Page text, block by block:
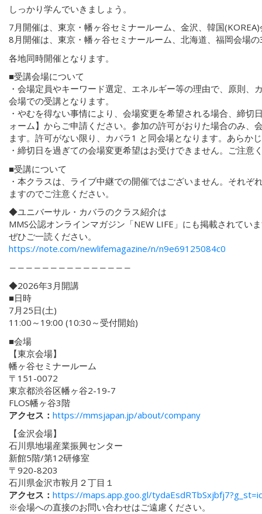
しっかり学んでいきましょう。
7月開催は、東京・幡ヶ谷セミナールーム、金沢、韓国
8月開催は、東京・幡ヶ谷セミナールーム、北海道、福岡会場
各地同時開催となります。
■受講会場について
・会場定員やキーワード選定、エネルギー等の理由で、原則、
会場での受講となります。
・やむを得ない事情により、会場変更を希望される場合、締切
ォーム】からご申請ください。参加の許可がおりた場合のみ、
ます。許可がない限り、カバラ1 と同会場となります。あらか
・締切日を過ぎての会場変更希望はお受けできません。ご注意
■受講について
・本クラスは、ライブ中継での開催ではございません。それぞ
ますのでご注意ください。
◆ユニバーサル・カバラのクラス紹介は
MMS公認オンラインマガジン「NEW LIFE」にも掲載されてい
ぜひご一読ください。
https://note.com/newlifemagazine/n/n9e69125084c0
―――――――――――――――
◆2026年3月開講
■日時
7月25日(土)
11:00～19:00 (10:30～受付開始)
■会場
【東京会場】
幡ヶ谷セミナールーム
〒151-0072
東京都渋谷区幡ヶ谷2-19-7
FLOS幡ヶ谷3階
アクセス： https://mmsjapan.jp/about/company
【金沢会場】
石川県地場産業振興センター
新館5階/第12研修室
〒920-8203
石川県金沢市鞍月２丁目１
アクセス： https://maps.app.goo.gl/tydaEsdRTbSxjbfj7?g_st=ic
※会場への直接のお問い合わせはご遠慮ください。